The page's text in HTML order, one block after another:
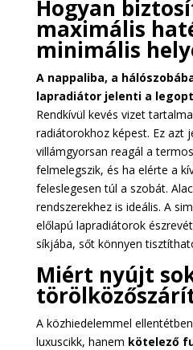
Hogyan
maximális
minimális
A nappaliba, a
lapradiátor jelenti a
Rendkívül kevés vizet
radiátorokhoz képest. Ez azt
villámgyorsan reagál a
felmelegszik, és ha elérte a
feleslegesen túl a szobát.
rendszerekhez is ideális. A
előlapú lapradiátorok
síkjába, sőt könnyen
Miért nyújt
A közhiedelemmel
luxuscikk, hanem kötelező